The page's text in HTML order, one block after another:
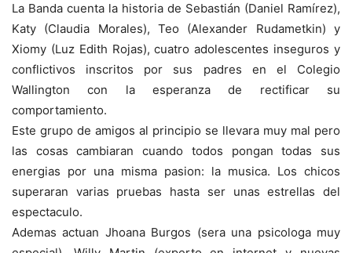
La Banda cuenta la historia de Sebastián (Daniel Ramírez),
Katy (Claudia Morales), Teo (Alexander Rudametkin) y
Xiomy (Luz Edith Rojas), cuatro adolescentes inseguros y
conflictivos inscritos por sus padres en el Colegio
Wallington con la esperanza de rectificar su
comportamiento.
Este grupo de amigos al principio se llevara muy mal pero
las cosas cambiaran cuando todos pongan todas sus
energias por una misma pasion: la musica. Los chicos
superaran varias pruebas hasta ser unas estrellas del
espectaculo.
Ademas actuan Jhoana Burgos (sera una psicologa muy